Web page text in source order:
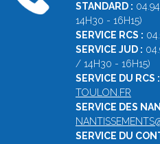
STANDARD :
14H30 - 16H15)
SERVICE RCS :
SERVICE JUD :
/ 14H30 - 16H15)
SERVICE DU RCS :
TOULON.FR
SERVICE DES
SERVICE DU